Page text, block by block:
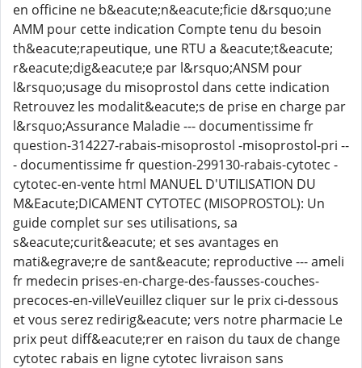
en officine ne b&eacute;n&eacute;ficie d&rsquo;une
AMM pour cette indication Compte tenu du besoin
th&eacute;rapeutique, une RTU a &eacute;t&eacute;
r&eacute;dig&eacute;e par l&rsquo;ANSM pour
l&rsquo;usage du misoprostol dans cette indication
Retrouvez les modalit&eacute;s de prise en charge par
l&rsquo;Assurance Maladie --- documentissime fr
question-314227-rabais-misoprostol -misoprostol-pri --
- documentissime fr question-299130-rabais-cytotec -
cytotec-en-vente html MANUEL D'UTILISATION DU
M&Eacute;DICAMENT CYTOTEC (MISOPROSTOL): Un
guide complet sur ses utilisations, sa
s&eacute;curit&eacute; et ses avantages en
mati&egrave;re de sant&eacute; reproductive --- ameli
fr medecin prises-en-charge-des-fausses-couches-
precoces-en-villeVeuillez cliquer sur le prix ci-dessous
et vous serez redirig&eacute; vers notre pharmacie Le
prix peut diff&eacute;rer en raison du taux de change
cytotec rabais en ligne cytotec livraison sans